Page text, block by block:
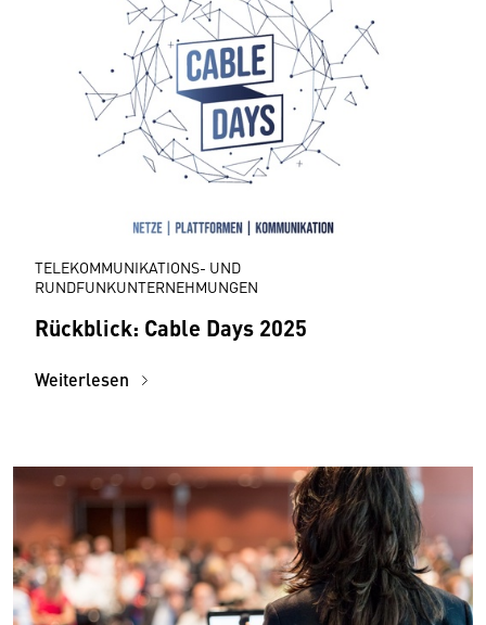
TELEKOMMUNIKATIONS- UND
RUNDFUNKUNTERNEHMUNGEN
Rückblick: Cable Days 2025
Weiterlesen